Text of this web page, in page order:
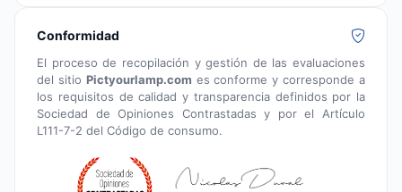
Conformidad
El proceso de recopilación y gestión de las evaluaciones
del sitio Pictyourlamp.com es conforme y corresponde a
los requisitos de calidad y transparencia definidos por la
Sociedad de Opiniones Contrastadas y por el Artículo
L111-7-2 del Código de consumo.